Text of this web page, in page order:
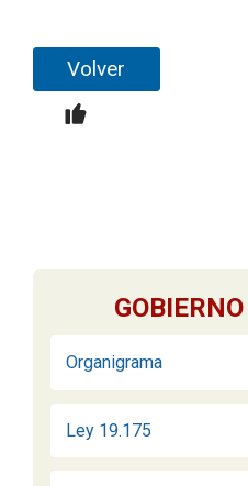
Volver
Organigrama
Ley 19.175